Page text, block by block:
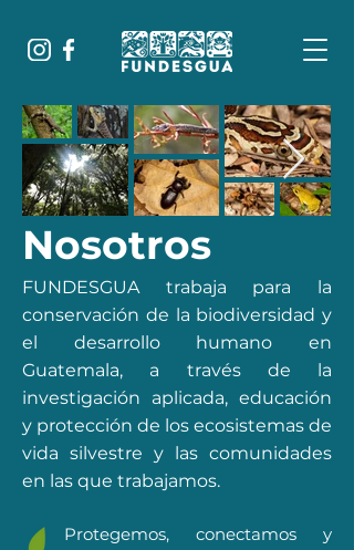
Nosotros
FUNDESGUA trabaja para la
conservación de la biodiversidad y
el desarrollo humano en
Guatemala, a través de la
investigación aplicada, educación
y protección de los ecosistemas de
vida silvestre y las comunidades
en las que trabajamos.
Protegemos, conectamos y